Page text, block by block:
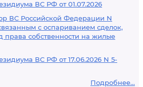
ВС РФ от 01.07.2026
ВС Российской Федерации N
с оспариванием сделок,
права собственности на жилые
ВС РФ от 17.06.2026 N 5-
Подробнее...